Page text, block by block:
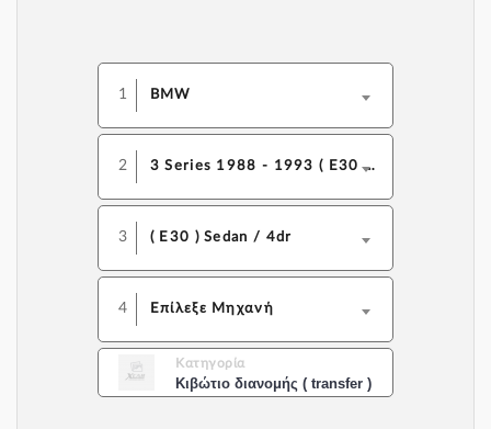
1 BMW
2 3 Series 1988 - 1993 ( E30 F/L )
3 ( E30 ) Sedan / 4dr
4 Επίλεξε Μηχανή
Κατηγορία
Κιβώτιο διανομής ( transfer )